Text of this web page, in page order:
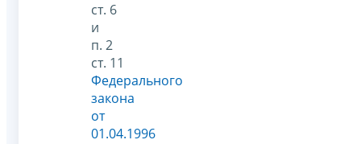
ст. 6
и
п. 2
ст. 11
Федерального
закона
от
01.04.1996